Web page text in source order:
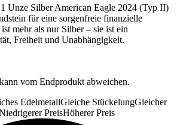
Unze Silber American Eagle 2024 (Typ II)
für eine sorgenfreie finanzielle
mehr als nur Silber – sie ist ein
Freiheit und Unabhängigkeit.
vom Endprodukt abweichen.
EdelmetallGleiche StückelungGleicher
PreisHöherer Preis